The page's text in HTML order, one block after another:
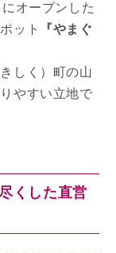
オープンした
ット
『やまぐ
しく）町の山
やすい立地で
くした直営